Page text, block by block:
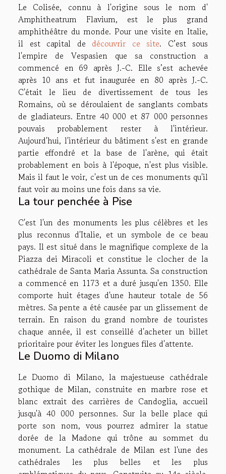
Le Colisée, connu à l'origine sous le nom d'
Amphitheatrum Flavium, est le plus grand
amphithéâtre du monde. Pour une visite en Italie,
il est capital de découvrir ce site. C’est sous
l'empire de Vespasien que sa construction a
commencé en 69 après J.-C. Elle s’est achevée
après 10 ans et fut inaugurée en 80 après J.-C.
C'était le lieu de divertissement de tous les
Romains, où se déroulaient de sanglants combats
de gladiateurs. Entre 40 000 et 87 000 personnes
pouvais probablement rester à l'intérieur.
Aujourd'hui, l'intérieur du bâtiment s'est en grande
partie effondré et la base de l'arène, qui était
probablement en bois à l'époque, n'est plus visible.
Mais il faut le voir, c'est un de ces monuments qu'il
faut voir au moins une fois dans sa vie.
La tour penchée à Pise
C'est l'un des monuments les plus célèbres et les
plus reconnus d'Italie, et un symbole de ce beau
pays. Il est situé dans le magnifique complexe de la
Piazza dei Miracoli et constitue le clocher de la
cathédrale de Santa Maria Assunta. Sa construction
a commencé en 1173 et a duré jusqu'en 1350. Elle
comporte huit étages d'une hauteur totale de 56
mètres. Sa pente a été causée par un glissement de
terrain. En raison du grand nombre de touristes
chaque année, il est conseillé d'acheter un billet
prioritaire pour éviter les longues files d'attente.
Le Duomo di Milano
Le Duomo di Milano, la majestueuse cathédrale
gothique de Milan, construite en marbre rose et
blanc extrait des carrières de Candoglia, accueil
jusqu'à 40 000 personnes. Sur la belle place qui
porte son nom, vous pourrez admirer la statue
dorée de la Madone qui trône au sommet du
monument. La cathédrale de Milan est l'une des
cathédrales les plus belles et les plus